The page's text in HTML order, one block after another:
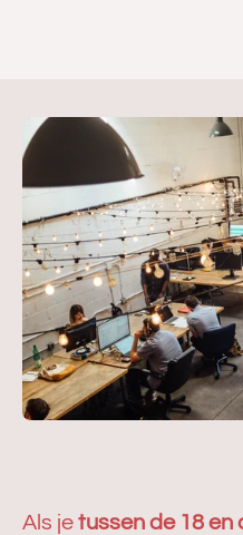
Als jetussen de 18 en